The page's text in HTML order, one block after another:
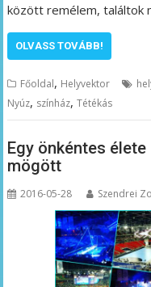
között remélem, találtok
OLVASS TOVÁBB!
Főoldal, Helyvektor
Nyúz, színház,Tétékás
Egy önkéntes
mögött
2016-05-28 Szendrei